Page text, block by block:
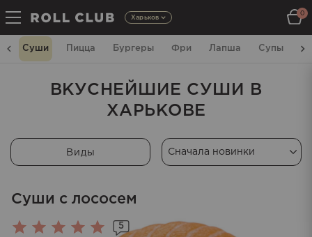
Харьков
0
Суши Пицца Бургеры Фри Лапша Супы
ВКУСНЕЙШИЕ СУШИ В
ХАРЬКОВЕ
Виды
Суши с лососем
5